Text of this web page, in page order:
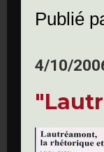
Publié
4/10/